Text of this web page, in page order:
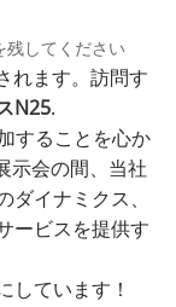
残してください
れます。訪問す
N25.
することを心か
示会の間、当社
イナミクス、
ービスを提供す
しています！